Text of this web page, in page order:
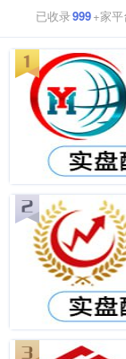
已收录999+家平